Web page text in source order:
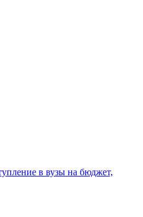
в вузы на бюджет,